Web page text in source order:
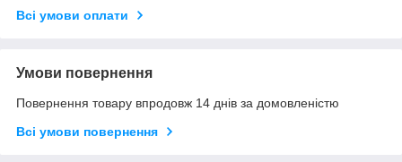
Всі умови оплати
Умови повернення
Повернення товару впродовж 14 днів за домовленістю
Всі умови повернення